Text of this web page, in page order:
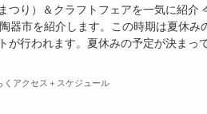
り）＆クラフトフェアを一気に紹介
器市を紹介します。この時期は夏休み
が行われます。夏休みの予定が決まっ
くアクセス＋スケジュール